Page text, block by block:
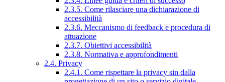
2.3.5. Come rilasciare una dichiarazione di
accessibilità
2.3.6. Meccanismo di feedback e procedura di
attuazione
2.3.7. Obiettivi accessibilità
2.3.8. Normativa e approfondimenti
2.4. Privacy
2.4.1. Come rispettare la privacy sin dalla